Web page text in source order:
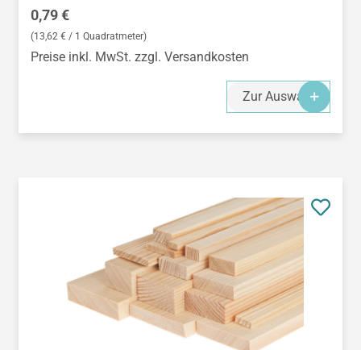
Regulärer Preis:
0,79 €
(13,62 € / 1 Quadratmeter)
Preise inkl. MwSt. zzgl. Versandkosten
Zur Auswahl